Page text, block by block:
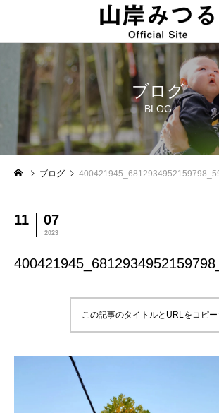
ブログ
BLOG
ブログ
11 07
2023
この記事のタイトルとURLをコピー